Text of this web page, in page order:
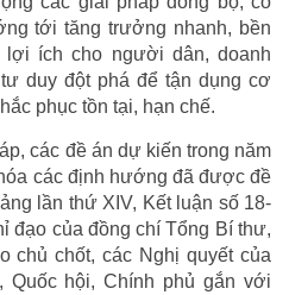
tới tăng trưởng nhanh, bền
lợi ích cho người dân, doanh
duy đột phá để tận dụng cơ
phục tồn tại, hạn chế.
các đề án dự kiến trong năm
các định hướng đã được đề
lần thứ XIV, Kết luận số 18-
đạo của đồng chí Tổng Bí thư,
chủ chốt, các Nghị quyết của
Quốc hội, Chính phủ gắn với